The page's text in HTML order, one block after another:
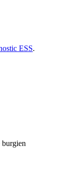
ESS.
burgien